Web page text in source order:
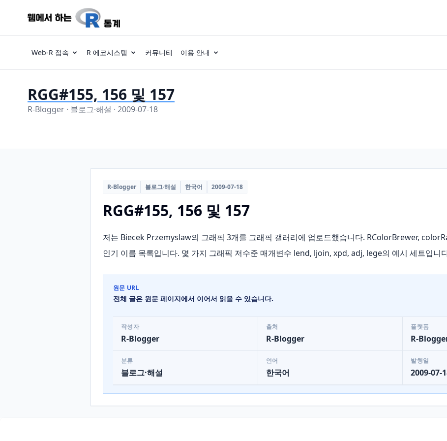
Web-R 접속 R 에코시스템 커뮤니티 이용 안내
RGG#155, 156 및 157
R-Blogger · 블로그·해설 · 2009-07-18
R-Blogger 블로그·해설 한국어 2009-07-18
RGG#155, 156 및 157
저는 Biecek Przemyslaw의 그래픽 3개를 그래픽 갤러리에 업로드했습니다. RColorBrewer,
인기 이름 목록입니다. 몇 가지 그래픽 저수준 매개변수 lend, ljoin, xpd, adj, lege의 예시 세트입니
원문 URL
전체 글은 원문 페이지에서 이어서 읽을 수 있습니다.
작성자
R-Blogger
출처
R-Blogger
플랫폼
R-
분류
블로그·해설
언어
한국어
발행일
2009-07-